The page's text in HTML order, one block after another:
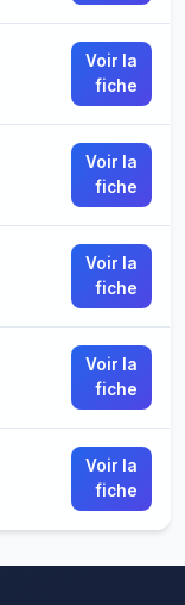
Voir la
fiche
Voir la
fiche
Voir la
fiche
Voir la
fiche
Voir la
fiche